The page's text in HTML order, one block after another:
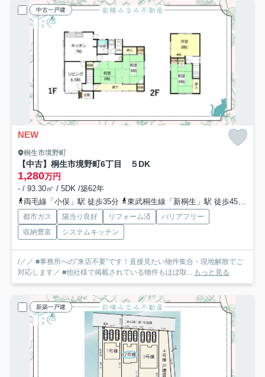
中古一戸建
NEW
桐生市境野町
【中古】桐生市境野町6丁目 ５DK
1,280万円
- / 93.30㎡ / 5DK /築62年
両毛線「小俣」駅 徒歩35分
東武桐生線「新桐生」駅 徒歩45分
都市ガス 陽当り良好 リフォーム済
バリアフリー
収納豊富
システムキッチン
/／／ ■事務所への”来店不要”です！直接見たい物件集合・現地解散でご
対応します／ ■他社様で掲載されている物件もほぼ取... もっと見る
新築一戸建